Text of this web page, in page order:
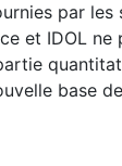
par les
et IDOL
base